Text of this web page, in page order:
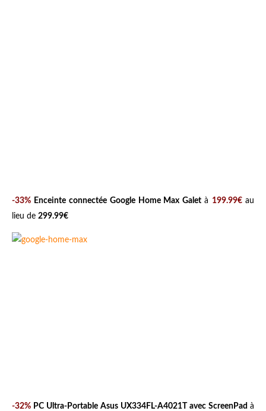
-33% Enceinte connectée Google Home Max Galet à 199.99€ au
lieu de 299.99€
-32% PC Ultra-Portable Asus UX334FL-A4021T avec ScreenPad à